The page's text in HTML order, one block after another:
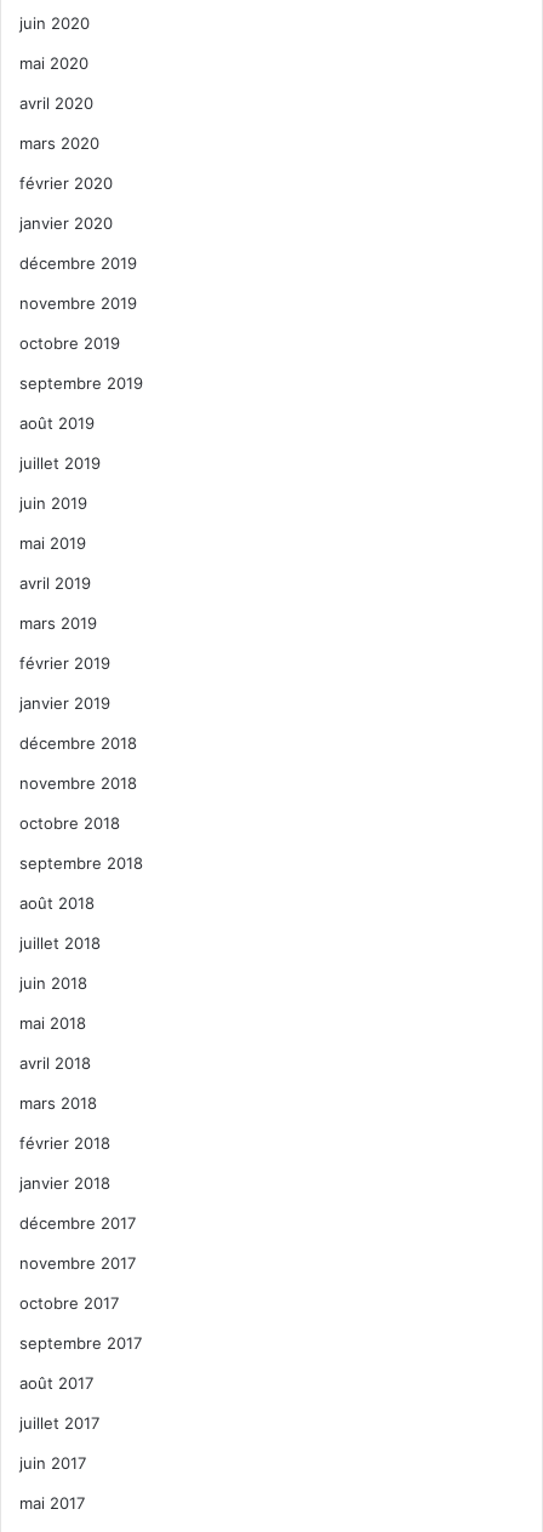
juin 2020
mai 2020
avril 2020
mars 2020
février 2020
janvier 2020
décembre 2019
novembre 2019
octobre 2019
septembre 2019
août 2019
juillet 2019
juin 2019
mai 2019
avril 2019
mars 2019
février 2019
janvier 2019
décembre 2018
novembre 2018
octobre 2018
septembre 2018
août 2018
juillet 2018
juin 2018
mai 2018
avril 2018
mars 2018
février 2018
janvier 2018
décembre 2017
novembre 2017
octobre 2017
septembre 2017
août 2017
juillet 2017
juin 2017
mai 2017